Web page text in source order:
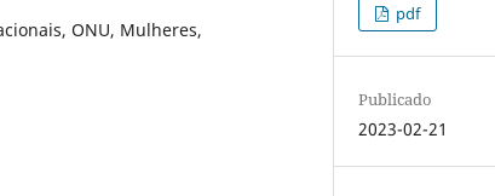
ONU, Mulheres,
pdf
Publicado
2023-02-21